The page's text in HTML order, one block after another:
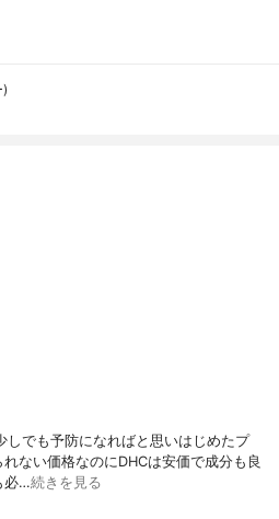
でも予防になればと思いはじめたプ
ない価格なのにDHCは安価で成分も良
必…続きを見る